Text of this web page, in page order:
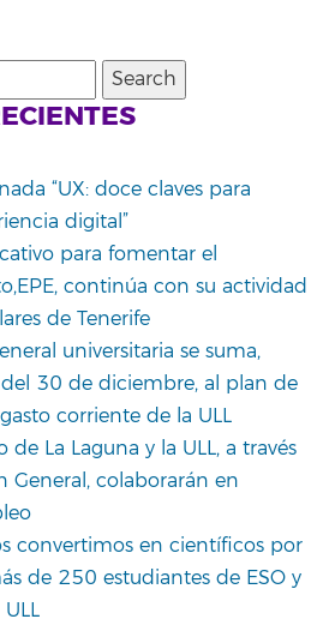
“UX: doce claves para
digital”
para fomentar el
continúa con su actividad
de Tenerife
universitaria se suma,
30 de diciembre, al plan de
corriente de la ULL
La Laguna y la ULL, a través
General, colaborarán en
convertimos en científicos por
de 250 estudiantes de ESO y